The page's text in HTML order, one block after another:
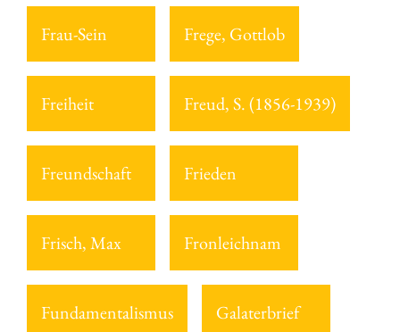
Frau-Sein Frege, Gottlob
Freiheit Freud, S. (1856-1939)
Freundschaft Frieden
Frisch, Max Fronleichnam
Fundamentalismus Galaterbrief